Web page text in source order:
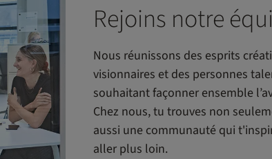
Rejoins notre
Nous réunissons des esprits
visionnaires et des personnes
souhaitant façonner ensemble
Chez nous, tu trouves non
aussi une communauté qui
aller plus loin.